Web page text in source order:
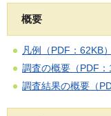
概要
凡例（PDF：62KB）
調査の概要（PDF：
調査結果の概要（